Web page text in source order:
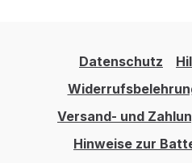
Datenschutz
Versand- und
Hinweise zur